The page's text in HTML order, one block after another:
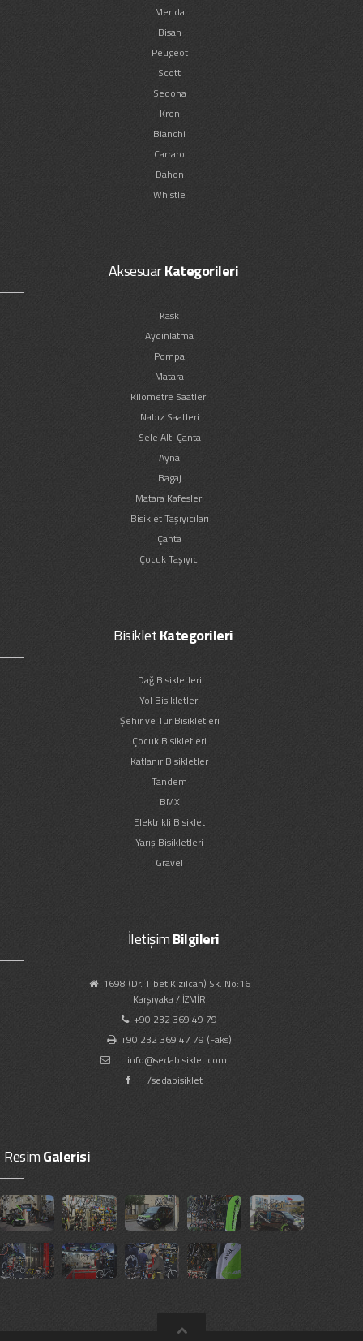
Merida
Bisan
Peugeot
Scott
Sedona
Kron
Bianchi
Carraro
Dahon
Whistle
AksesuarKategorileri
Kask
Aydınlatma
Pompa
Matara
Kilometre Saatleri
Nabız Saatleri
Sele Altı Çanta
Ayna
Bagaj
Matara Kafesleri
Bisiklet Taşıyıcıları
Çanta
Çocuk Taşıyıcı
BisikletKategorileri
Dağ Bisikletleri
Yol Bisikletleri
Şehir ve Tur Bisikletleri
Çocuk Bisikletleri
Katlanır Bisikletler
Tandem
BMX
Elektrikli Bisiklet
Yarış Bisikletleri
Gravel
İletişimBilgileri
1698 (Dr. Tibet Kızılcan) Sk. No:16
Karşıyaka / İZMİR
+90 232 369 49 79
+90 232 369 47 79 (Faks)
info@sedabisiklet.com
/sedabisiklet
ResimGalerisi